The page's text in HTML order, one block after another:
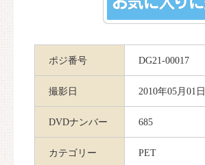
ポジ番号 DG21-00017
撮影日 2010年05月01日
DVDナンバー 685
カテゴリー PET